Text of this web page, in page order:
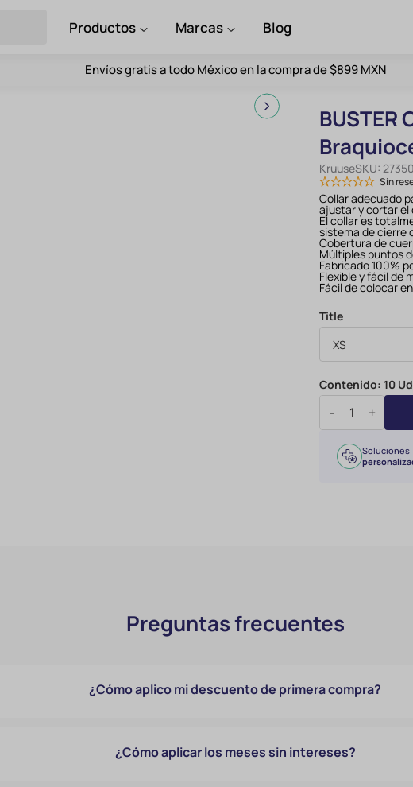
Productos Marcas Blog
Envíos gratis a todo México en la compra de $899 MXN
BUSTER
KruuseSKU:
Sin
Collar adecuado
ajustar y cortar el
El collar es
sistema de cierre
Cobertura de
Múltiples puntos
Fabricado 100%
Flexible y fácil de
Fácil de colocar
Title
Contenido:10
- +
Soluciones
Preguntas frecuentes
¿Cómo aplico mi descuento de primera compra?
¿Cómo aplicar los meses sin intereses?